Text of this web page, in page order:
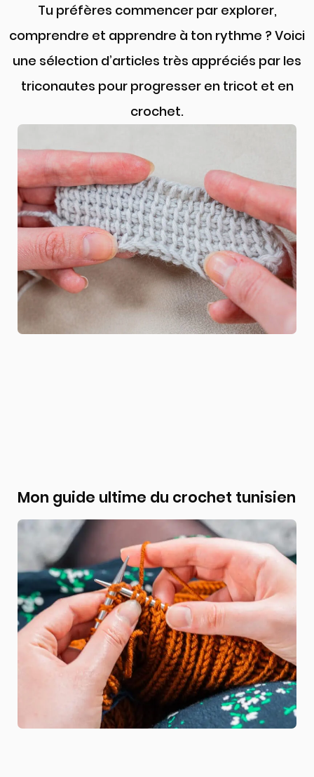
Tu préfères commencer par explorer,
comprendre et apprendre à ton rythme ? Voici
une sélection d’articles très appréciés par les
triconautes pour progresser en tricot et en
crochet.
Mon guide ultime du crochet tunisien